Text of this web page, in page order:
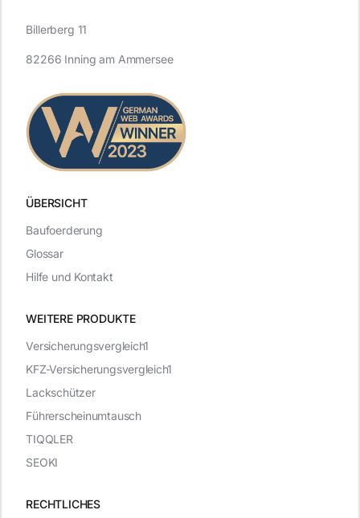
ÜBERSICHT
WEITERE PRODUKTE
Versicherungsvergleich1
KFZ-Versicherungsvergleich1
Lackschützer
Führerscheinumtausch
TIQQLER
SEOKI
RECHTLICHES
Billerberg 11
82266 Inning am Ammersee
Baufoerderung
Glossar
Hilfe und Kontakt